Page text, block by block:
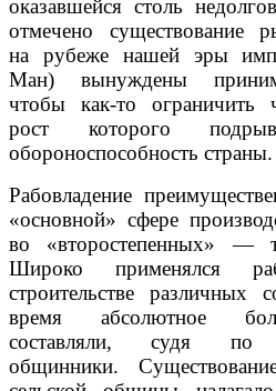
оказавшейся столь
отмечено
на рубеже нашей эры
Ман) вынуждены
чтобы как-то ограничить
рост которого
обороноспособность страны.
Рабовладение
«основной» сфере
во «второстепенных» —
Широко применялся
строительстве
время абсолютное
составляли, судя по
общинники.